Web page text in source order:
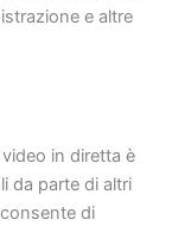
e altre
in diretta è
da parte di altri
di